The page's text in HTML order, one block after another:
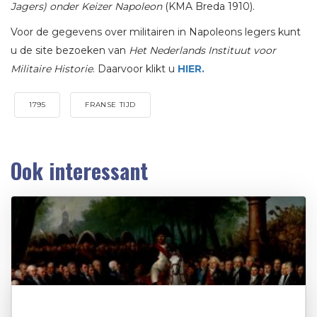
Jagers) onder Keizer Napoleon (KMA Breda 1910).
Voor de gegevens over militairen in Napoleons legers kunt
u de site bezoeken van Het Nederlands Instituut voor
Militaire Historie. Daarvoor klikt u HIER.
1795 FRANSE TIJD
Ook interessant